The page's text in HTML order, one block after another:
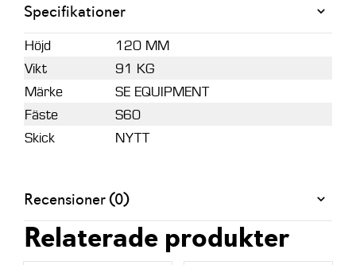
Specifikationer
Höjd
120 MM
Vikt
91 KG
Märke
SE EQUIPMENT
Fäste
S60
Skick
NYTT
Recensioner (0)
Relaterade produkter